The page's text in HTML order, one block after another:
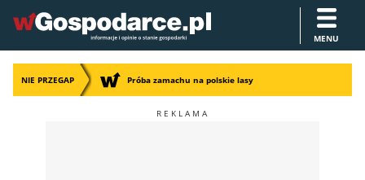
MENU
NIE PRZEGAP Próba zamachu na polskie lasy